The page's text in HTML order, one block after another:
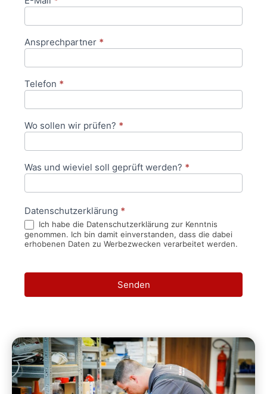
Ansprechpartner *
Telefon *
Wo sollen wir prüfen? *
Was und wieviel soll geprüft werden? *
Datenschutzerklärung *
Ich habe die Datenschutzerklärung zur Kenntnis
genommen. Ich bin damit einverstanden, dass die dabei
erhobenen Daten zu Werbezwecken verarbeitet werden.
Senden